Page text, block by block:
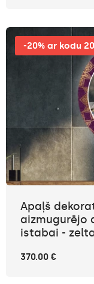
-20% ar kodu
Apaļš
aizmugurējo
istabai -
370.00 €